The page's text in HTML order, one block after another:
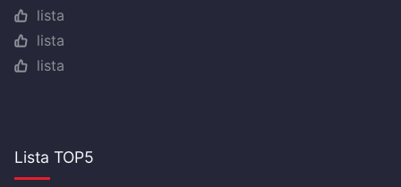
lista
lista
lista
Lista TOP5